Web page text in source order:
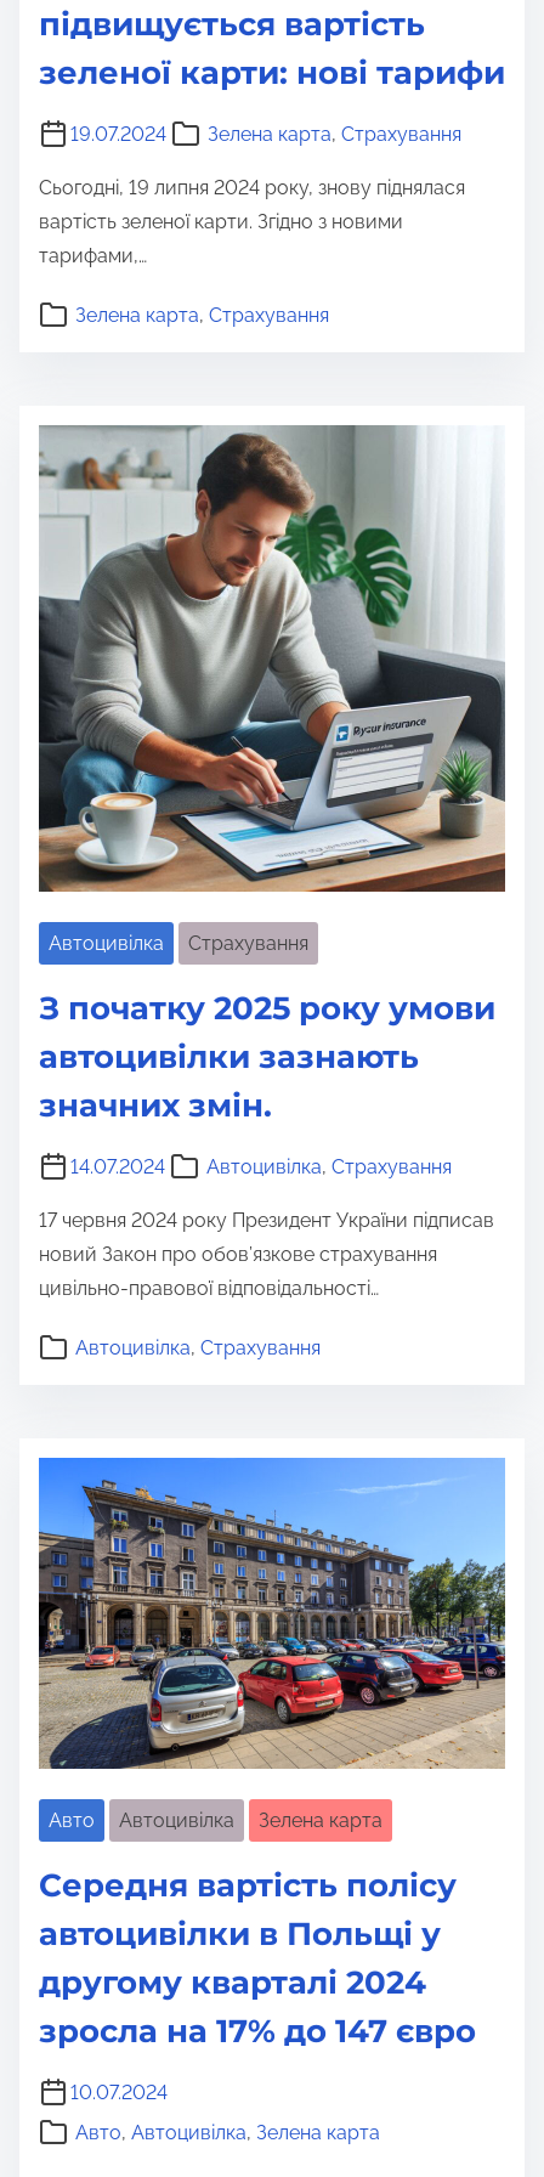
підвищується вартість
зеленої карти: нові тарифи
19.07.2024 Зелена карта, Страхування
Сьогодні, 19 липня 2024 року, знову піднялася
вартість зеленої карти. Згідно з новими
тарифами,…
Зелена карта, Страхування
Автоцивілка Страхування
З початку 2025 року умови
автоцивілки зазнають
значних змін.
14.07.2024 Автоцивілка, Страхування
17 червня 2024 року Президент України підписав
новий Закон про обов’язкове страхування
цивільно-правової відповідальності…
Автоцивілка, Страхування
Авто Автоцивілка Зелена карта
Середня вартість полісу
автоцивілки в Польщі у
другому кварталі 2024
зросла на 17% до 147 євро
10.07.2024
Авто, Автоцивілка, Зелена карта